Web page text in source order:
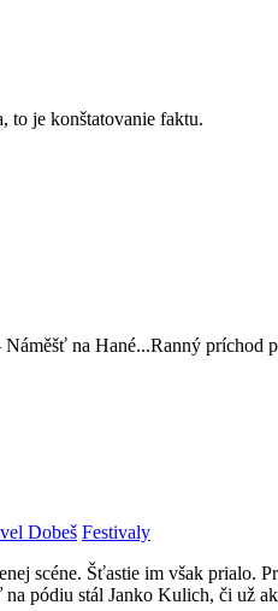
to je konštatovanie faktu.
na Hané...Ranný príchod
Dobeš Festivaly
scéne. Šťastie im však prialo.
pódiu stál Janko Kulich, či už